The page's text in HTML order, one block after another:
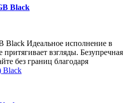
Black
Black Идеальное исполнение в
взгляды. Безупречная
без границ благодаря